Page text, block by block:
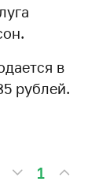
в
рублей.
1